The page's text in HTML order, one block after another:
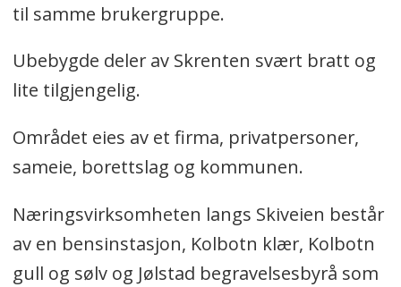
til samme brukergruppe.
Ubebygde deler av Skrenten svært bratt og
lite tilgjengelig.
Området eies av et firma, privatpersoner,
sameie, borettslag og kommunen.
Næringsvirksomheten langs Skiveien består
av en bensinstasjon, Kolbotn klær, Kolbotn
gull og sølv og Jølstad begravelsesbyrå som